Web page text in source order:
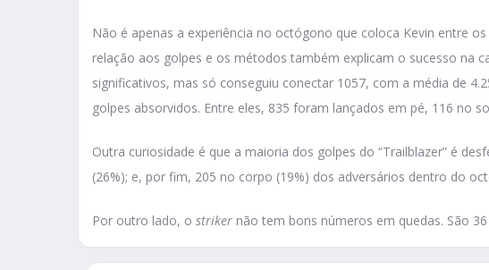
Não é apenas a experiência no octógono que coloca Kevin entre
relação aos golpes e os métodos também explicam o sucesso na
significativos, mas só conseguiu conectar 1057, com a média de
golpes absorvidos. Entre eles, 835 foram lançados em pé, 116 no
Outra curiosidade é que a maioria dos golpes do “Trailblazer” é
(26%); e, por fim, 205 no corpo (19%) dos adversários dentro do
Por outro lado, o striker não tem bons números em quedas. São